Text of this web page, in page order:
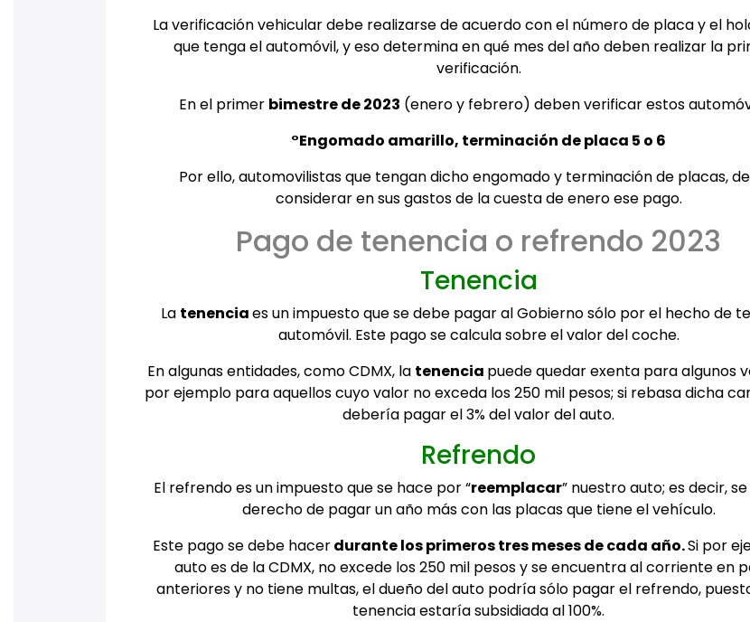
La verificación vehicular debe realizarse de acuerdo con el número de placa y el
que tenga el automóvil, y eso determina en qué mes del año deben realizar la
verificación.
En el primer bimestre de 2023 (enero y febrero) deben verificar estos
°Engomado amarillo, terminación de placa 5 o 6
Por ello, automovilistas que tengan dicho engomado y terminación de placas,
considerar en sus gastos de la cuesta de enero ese pago.
Pago de tenencia o refrendo 2023
Tenencia
La tenenciaes un impuesto que se debe pagar al Gobierno sólo por el hecho de
automóvil. Este pago se calcula sobre el valor del coche.
En algunas entidades, como CDMX, la tenencia puede quedar exenta para algunos
por ejemplo para aquellos cuyo valor no exceda los 250 mil pesos; si rebasa dicha
debería pagar el 3% del valor del auto.
Refrendo
El refrendo es un impuesto que se hace por “reemplacar” nuestro auto; es decir,
derecho de pagar un año más con las placas que tiene el vehículo.
Este pago se debe hacerdurante los primeros tres meses de cada año.Si por
auto es de la CDMX, no excede los 250 mil pesos y se encuentra al corriente en
anteriores y no tiene multas, el dueño del auto podría sólo pagar el refrendo,
tenencia estaría subsidiada al 100%.